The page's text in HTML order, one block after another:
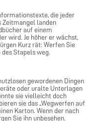
die jeder
Zeitmangel landen
auf einem
wird. Je höher er wächst,
Kurz rät: Werfen Sie
Stapels weg.
gewordenen Dingen
oder uralte Unterlagen
sie vielleicht doch
sie das „Wegwerfen auf
Karton. Wenn der nach
Sie ihn unbesehen.